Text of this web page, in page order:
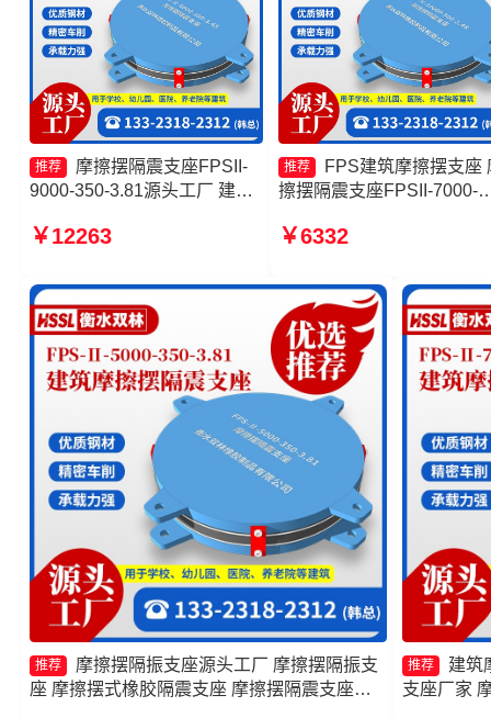
推荐
摩擦摆隔震支座FPSII-
9000-350-3.81源头工厂 建筑
头工厂 摩擦摆隔震支座FPSII-
震支座FPSII-5000-400-4.11
源头工厂
￥12263
推荐
FPS建筑摩擦摆支座
擦摆隔震支座FPSII-7000-
摩擦复摆隔震支座
￥6332
推荐
摩擦摆隔振支座源头工厂 摩擦摆隔振支
座 摩擦摆式橡胶隔震支座 摩擦摆隔震支座
推荐
建筑
支座厂家